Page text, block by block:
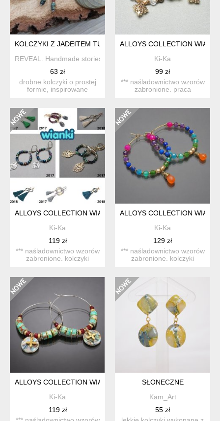
KOLCZYKI Z JADEITEM TURKUSEM AFRYKAŃSKIM - EARTH V
REVEAL. Handmade stories
63 zł
drobne kolczyki o prostej
formie, inspirowane
ALLOYS COLLECTION
Ki-Ka
99 zł
*** naśladownictwo wzorów
zabronione. praca
ALLOYS COLLECTION WIANKI PAW VOL. 2 - KOLCZYKI
Ki-Ka
119 zł
*** naśladownictwo wzorów
zabronione. kolczyki
ALLOYS COLLECTION
Ki-Ka
129 zł
*** naśladownictwo wzorów
zabronione. kolczyki
ALLOYS COLLECTION WIANKI /JASPIS IMPRESJA/ - KOLCZYKI
Ki-Ka
119 zł
SŁONECZNE
Kam_Art
55 zł